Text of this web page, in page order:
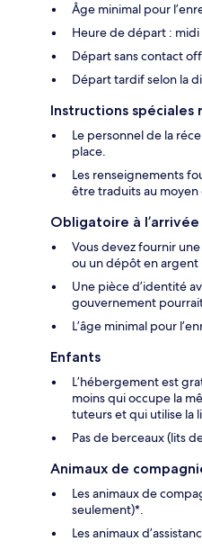
Âge minimal pour
Heure de départ : midi
Départ sans contact
Départ tardif selon la
Instructions spéciales
Le personnel de la
place.
Les renseignements
être traduits au
Obligatoire à l’arrivée
Vous devez fournir
ou un dépôt en argent
Une pièce d’identité
gouvernement
L’âge minimal pour
Enfants
L’hébergement est
moins qui occupe la
tuteurs et qui utilise la
Pas de berceaux (lits
Animaux de
Les animaux de
seulement)*.
Les animaux